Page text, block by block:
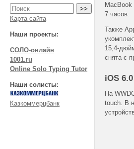
Карта сайта
Наши проекты:
СОЛО-онлайн
1001.ru
Online Solo Typing Tutor
Наши солисты:
Казкоммерцбанк
MacBook
7 часов.
Также
15,4-
снята с
iOS 6.0
На
touch. В